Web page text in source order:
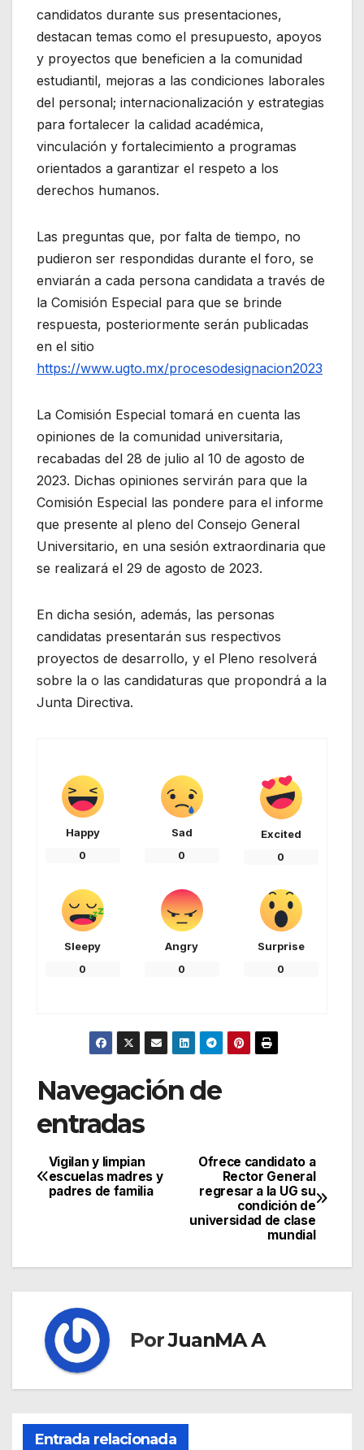
candidatos durante sus presentaciones,
destacan temas como el presupuesto, apoyos
y proyectos que beneficien a la comunidad
estudiantil, mejoras a las condiciones laborales
del personal; internacionalización y estrategias
para fortalecer la calidad académica,
vinculación y fortalecimiento a programas
orientados a garantizar el respeto a los
derechos humanos.
Las preguntas que, por falta de tiempo, no
pudieron ser respondidas durante el foro, se
enviarán a cada persona candidata a través de
la Comisión Especial para que se brinde
respuesta, posteriormente serán publicadas
en el sitio
https://www.ugto.mx/procesodesignacion2023
La Comisión Especial tomará en cuenta las
opiniones de la comunidad universitaria,
recabadas del 28 de julio al 10 de agosto de
2023. Dichas opiniones servirán para que la
Comisión Especial las pondere para el informe
que presente al pleno del Consejo General
Universitario, en una sesión extraordinaria que
se realizará el 29 de agosto de 2023.
En dicha sesión, además, las personas
candidatas presentarán sus respectivos
proyectos de desarrollo, y el Pleno resolverá
sobre la o las candidaturas que propondrá a la
Junta Directiva.
Happy
0
Sad
0
Excited
0
Sleepy
0
Angry
0
Surprise
0
Navegación de
entradas
Ofrece candidato a
Rector General
regresar a la UG su
condición de
universidad de clase
mundial
Vigilan y limpian
escuelas madres y
padres de familia
PorJuanMA A
Entrada relacionada